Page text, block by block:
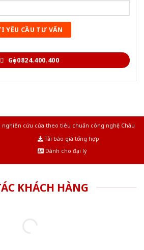
Gọi 0824.400.400
cứu cửa theo tiêu chuẩn công nghệ Châu
Tải báo giá tổng hợp
Dành cho đại lý
KHÁCH HÀNG